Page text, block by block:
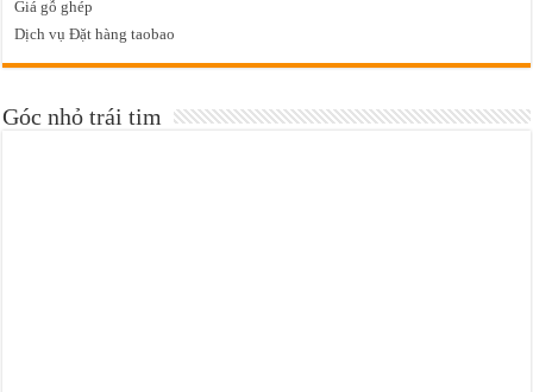
Giá gỗ ghép
Dịch vụ Đặt hàng taobao
Góc nhỏ trái tim